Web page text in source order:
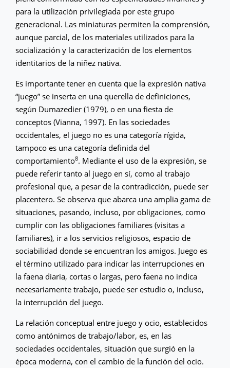
para la utilización privilegiada por este grupo
generacional. Las miniaturas permiten la comprensión,
aunque parcial, de los materiales utilizados para la
socialización y la caracterización de los elementos
identitarios de la niñez nativa.
Es importante tener en cuenta que la expresión nativa
“juego” se inserta en una querella de definiciones,
según Dumazedier (1979), o en una fiesta de
conceptos (Vianna, 1997). En las sociedades
occidentales, el juego no es una categoría rígida,
tampoco es una categoría definida del
comportamiento8. Mediante el uso de la expresión, se
puede referir tanto al juego en sí, como al trabajo
profesional que, a pesar de la contradicción, puede ser
placentero. Se observa que abarca una amplia gama de
situaciones, pasando, incluso, por obligaciones, como
cumplir con las obligaciones familiares (visitas a
familiares), ir a los servicios religiosos, espacio de
sociabilidad donde se encuentran los amigos. Juego es
el término utilizado para indicar las interrupciones en
la faena diaria, cortas o largas, pero faena no indica
necesariamente trabajo, puede ser estudio o, incluso,
la interrupción del juego.
La relación conceptual entre juego y ocio, establecidos
como antónimos de trabajo/labor, es, en las
sociedades occidentales, situación que surgió en la
época moderna, con el cambio de la función del ocio.